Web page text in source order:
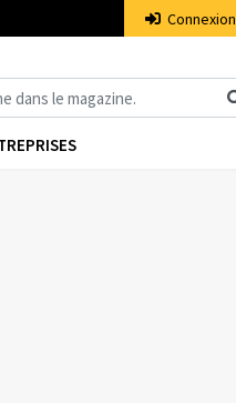
Connexion